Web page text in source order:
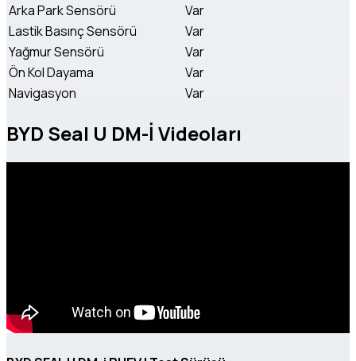
Arka Park Sensörü
Var
Lastik Basınç Sensörü
Var
Yağmur Sensörü
Var
Ön Kol Dayama
Var
Navigasyon
Var
BYD Seal U DM-İ Videoları